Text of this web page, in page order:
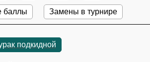
баллы Замены в турнире
подкидной